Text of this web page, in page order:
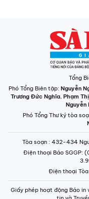
Tổng
Phó Tổng Biên tập: Nguyễn
Trương Đức Nghĩa, Phạm
Nguyễn
Phó Tổng Thư ký tòa
Tòa soạn : 432-434
Điện thoại Báo SGGP:
Điện thoại
Giấy phép hoạt động Báo